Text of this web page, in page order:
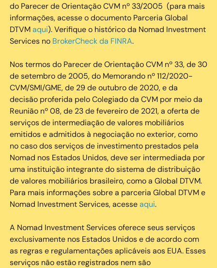
do Parecer de Orientação CVM nº 33/2005 (para mais
informações, acesse o documento Parceria Global
DTVMaqui). Verifique o histórico da Nomad Investment
Services no BrokerCheck da FINRA.
Nos termos do Parecer de Orientação CVM nº 33, de 30
de setembro de 2005, do Memorando nº 112/2020-
CVM/SMI/GME, de 29 de outubro de 2020, e da
decisão proferida pelo Colegiado da CVM por meio da
Reunião nº 08, de 23 de fevereiro de 2021, a oferta de
serviços de intermediação de valores mobiliários
emitidos e admitidos à negociação no exterior, como
no caso dos serviços de investimento prestados pela
Nomad nos Estados Unidos, deve ser intermediada por
uma instituição integrante do sistema de distribuição
de valores mobiliários brasileiro, como a Global DTVM.
Para mais informações sobre a parceria Global DTVM e
Nomad Investment Services, acesseaqui.
A Nomad Investment Services oferece seus serviços
exclusivamente nos Estados Unidos e de acordo com
as regras e regulamentações aplicáveis aos EUA. Esses
serviços não estão registrados nem são